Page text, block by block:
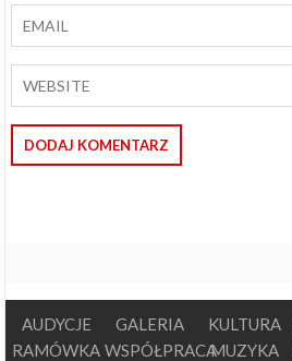
AUDYCJE
RAMÓWKA
GALERIA
WSPÓŁPRACA
KULTURA
MUZYKA